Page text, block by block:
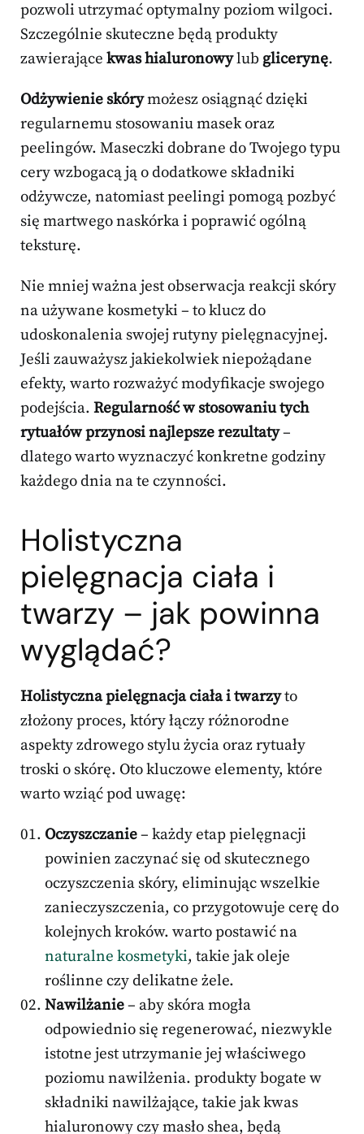
pozwoli utrzymać optymalny poziom wilgoci.
Szczególnie skuteczne będą produkty
zawierające kwas hialuronowylub glicerynę.
Odżywienie skórymożesz osiągnąć dzięki
regularnemu stosowaniu masek oraz
peelingów. Maseczki dobrane do Twojego typu
cery wzbogacą ją o dodatkowe składniki
odżywcze, natomiast peelingi pomogą pozbyć
się martwego naskórka i poprawić ogólną
teksturę.
Nie mniej ważna jest obserwacja reakcji skóry
na używane kosmetyki – to klucz do
udoskonalenia swojej rutyny pielęgnacyjnej.
Jeśli zauważysz jakiekolwiek niepożądane
efekty, warto rozważyć modyfikacje swojego
podejścia. Regularność w stosowaniu tych
rytuałów przynosi najlepsze rezultaty–
dlatego warto wyznaczyć konkretne godziny
każdego dnia na te czynności.
Holistyczna
pielęgnacja ciała i
twarzy – jak powinna
wyglądać?
Holistyczna pielęgnacja ciała i twarzyto
złożony proces, który łączy różnorodne
aspekty zdrowego stylu życia oraz rytuały
troski o skórę. Oto kluczowe elementy, które
warto wziąć pod uwagę:
Oczyszczanie– każdy etap pielęgnacji
powinien zaczynać się od skutecznego
oczyszczenia skóry, eliminując wszelkie
zanieczyszczenia, co przygotowuje cerę do
kolejnych kroków. warto postawić na
naturalne kosmetyki, takie jak oleje
roślinne czy delikatne żele.
Nawilżanie– aby skóra mogła
odpowiednio się regenerować, niezwykle
istotne jest utrzymanie jej właściwego
poziomu nawilżenia. produkty bogate w
składniki nawilżające, takie jak kwas
hialuronowy czy masło shea, będą